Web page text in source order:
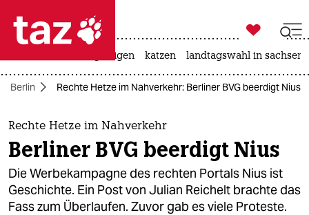
 taz zahl ich
taz zahl ich
themen
politik
öko

taz zahl ich
bergsteigen katzen landtagswahl in
Berlin Rechte Hetze im Nahverkehr: Berliner BVG beerdigt Nius
Rechte Hetze im Nahverkehr
Berliner BVG beerdigt Nius
Die Werbekampagne des rechten Portals Nius ist
Geschichte. Ein Post von Julian Reichelt brachte das
Fass zum Überlaufen. Zuvor gab es viele Proteste.